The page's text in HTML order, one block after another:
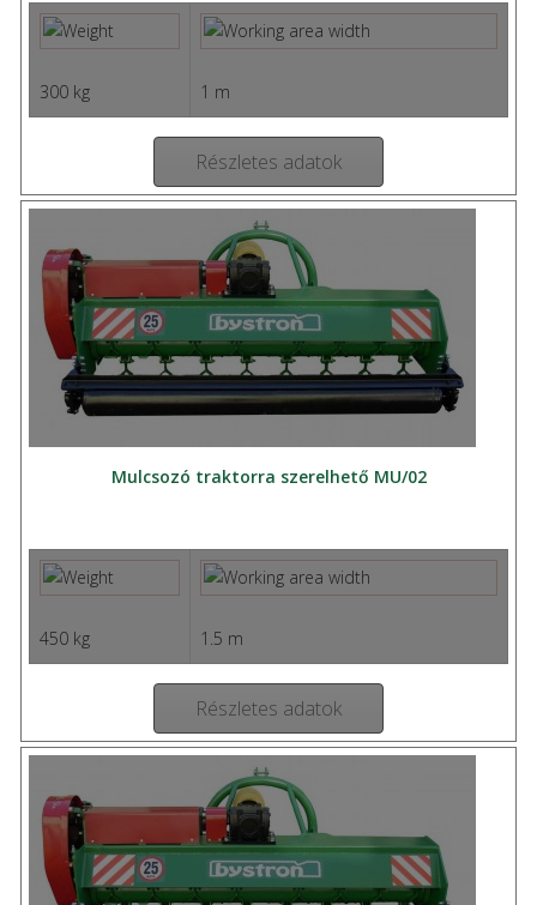
300 kg 1 m
Részletes adatok
Mulcsozó traktorra szerelhető MU/02
450 kg 1.5 m
Részletes adatok